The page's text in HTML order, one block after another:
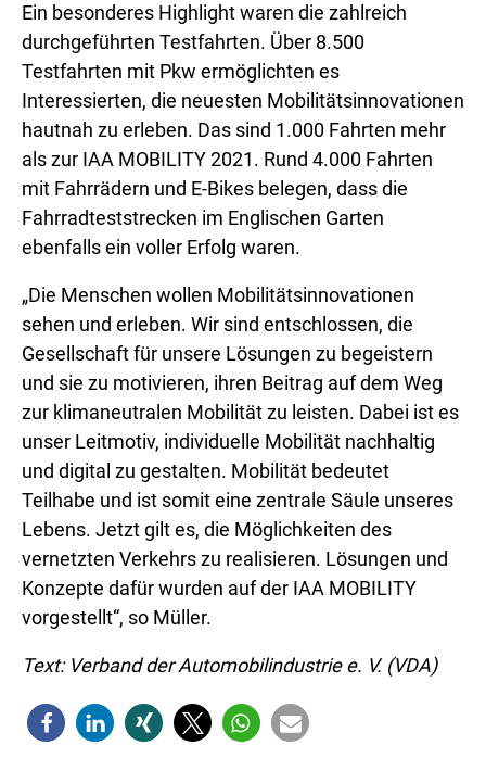
Ein besonderes Highlight waren die zahlreich
durchgeführten Testfahrten. Über 8.500
Testfahrten mit Pkw ermöglichten es
Interessierten, die neuesten Mobilitätsinnovationen
hautnah zu erleben. Das sind 1.000 Fahrten mehr
als zur IAA MOBILITY 2021. Rund 4.000 Fahrten
mit Fahrrädern und E-Bikes belegen, dass die
Fahrradteststrecken im Englischen Garten
ebenfalls ein voller Erfolg waren.
„Die Menschen wollen Mobilitätsinnovationen
sehen und erleben. Wir sind entschlossen, die
Gesellschaft für unsere Lösungen zu begeistern
und sie zu motivieren, ihren Beitrag auf dem Weg
zur klimaneutralen Mobilität zu leisten. Dabei ist es
unser Leitmotiv, individuelle Mobilität nachhaltig
und digital zu gestalten. Mobilität bedeutet
Teilhabe und ist somit eine zentrale Säule unseres
Lebens. Jetzt gilt es, die Möglichkeiten des
vernetzten Verkehrs zu realisieren. Lösungen und
Konzepte dafür wurden auf der IAA MOBILITY
vorgestellt“, so Müller.
Text: Verband der Automobilindustrie e. V. (VDA)